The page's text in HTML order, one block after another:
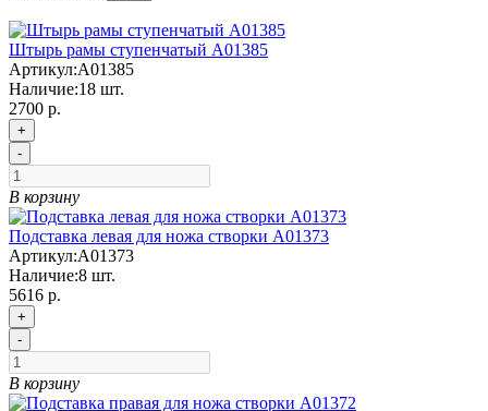
Штырь рамы ступенчатый A01385
Артикул:A01385
Наличие:18 шт.
2700 р.
+
-
В корзину
Подставка левая для ножа створки A01373
Артикул:A01373
Наличие:8 шт.
5616 р.
+
-
В корзину